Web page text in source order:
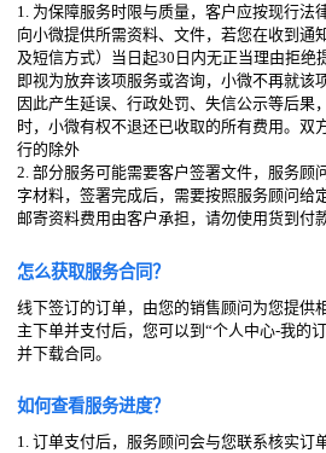
1. 为保障服务时限与质量，客户应按现行法
向小微提供所需资料、文件，若您在收到通
及短信方式）当日起30日内无正当理由拒绝
即视为放弃该项服务或咨询，小微不再就该
因此产生延误、行政处罚、失信公示等后果
时，小微有权不退还已收取的所有费用。双
行的除外
2. 部分服务可能需要客户签署文件，服务顾
字材料，签署完成后，需要按照服务顾问给
邮寄资料费用由客户承担，请勿使用货到付
怎么获取服务合同？
线下签订的订单，由您的销售顾问为您提供
主下单并支付后，您可以到“个人中心-我的
并下载合同。
如何查看服务进度？
1. 订单支付后，服务顾问会与您联系核实订